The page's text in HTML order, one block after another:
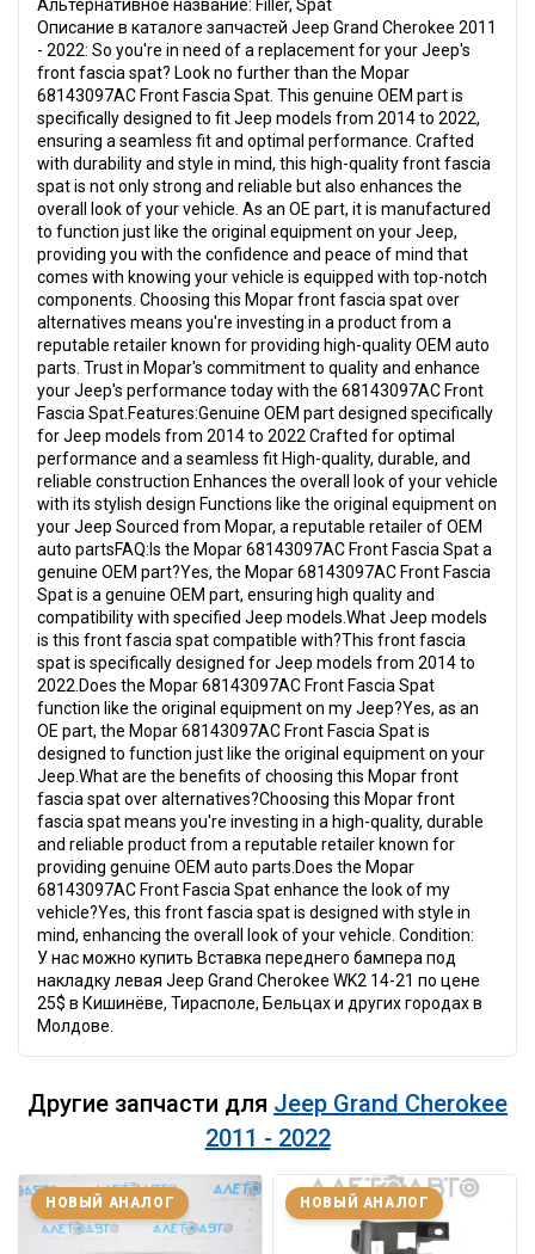
Альтернативное название: Filler, Spat
Описание в каталоге запчастей Jeep Grand Cherokee 2011
- 2022: So you're in need of a replacement for your Jeep's
front fascia spat? Look no further than the Mopar
68143097AC Front Fascia Spat. This genuine OEM part is
specifically designed to fit Jeep models from 2014 to 2022,
ensuring a seamless fit and optimal performance. Crafted
with durability and style in mind, this high-quality front fascia
spat is not only strong and reliable but also enhances the
overall look of your vehicle. As an OE part, it is manufactured
to function just like the original equipment on your Jeep,
providing you with the confidence and peace of mind that
comes with knowing your vehicle is equipped with top-notch
components. Choosing this Mopar front fascia spat over
alternatives means you're investing in a product from a
reputable retailer known for providing high-quality OEM auto
parts. Trust in Mopar's commitment to quality and enhance
your Jeep's performance today with the 68143097AC Front
Fascia Spat.Features:Genuine OEM part designed specifically
for Jeep models from 2014 to 2022 Crafted for optimal
performance and a seamless fit High-quality, durable, and
reliable construction Enhances the overall look of your vehicle
with its stylish design Functions like the original equipment on
your Jeep Sourced from Mopar, a reputable retailer of OEM
auto partsFAQ:Is the Mopar 68143097AC Front Fascia Spat a
genuine OEM part?Yes, the Mopar 68143097AC Front Fascia
Spat is a genuine OEM part, ensuring high quality and
compatibility with specified Jeep models.What Jeep models
is this front fascia spat compatible with?This front fascia
spat is specifically designed for Jeep models from 2014 to
2022.Does the Mopar 68143097AC Front Fascia Spat
function like the original equipment on my Jeep?Yes, as an
OE part, the Mopar 68143097AC Front Fascia Spat is
designed to function just like the original equipment on your
Jeep.What are the benefits of choosing this Mopar front
fascia spat over alternatives?Choosing this Mopar front
fascia spat means you're investing in a high-quality, durable
and reliable product from a reputable retailer known for
providing genuine OEM auto parts.Does the Mopar
68143097AC Front Fascia Spat enhance the look of my
vehicle?Yes, this front fascia spat is designed with style in
mind, enhancing the overall look of your vehicle. Condition:
У нас можно купить Вставка переднего бампера под
накладку левая Jeep Grand Cherokee WK2 14-21 по цене
25$ в Кишинёве, Тирасполе, Бельцах и других городах в
Молдове.
Другие запчасти для Jeep Grand Cherokee
2011 - 2022
НОВЫЙ АНАЛОГ НОВЫЙ АНАЛОГ